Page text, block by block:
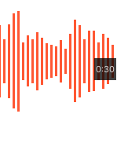
0:30